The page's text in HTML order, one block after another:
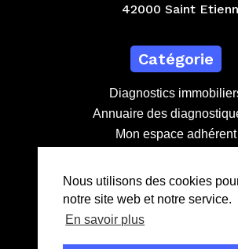
42000 Saint
Catégorie
Diagnostics
Annuaire des
Mon espace adhérent
Contact
Nous utilisons des cookies
notre site web et notre service.
En savoir plus